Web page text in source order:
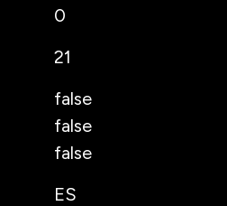
0
21
false
false
false
ES